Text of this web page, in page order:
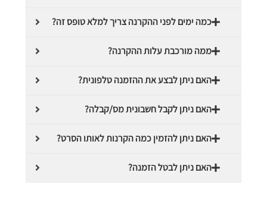
כמה ימים לפני ההקרנה צריך למלא טופס זה?
ממה מורכבת עלות ההקרנה?
האם ניתן לבצע את ההזמנה טלפונית?
האם ניתן לקבל חשבונית מס/קבלה?
האם ניתן להזמין כמה הקרנות לאותו הסרט?
האם ניתן לבטל הזמנה?